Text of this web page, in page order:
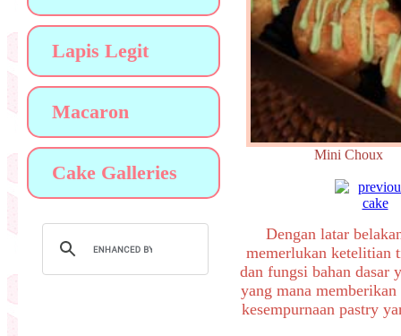
Lapis Legit
Macaron
Cake Galleries
Mini Choux
Dengan latar
memerlukan ketelitian
dan fungsi bahan dasar
yang mana
kesempurnaan pastry